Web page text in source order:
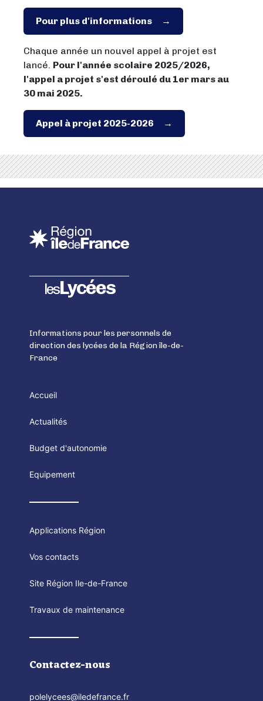
Pour plus d'informations
Chaque année un nouvel appel à projet est
lancé. Pour l'année scolaire 2025/2026,
l'appel a projet s'est déroulé du 1er mars au
30 mai 2025.
Appel à projet 2025-2026
lesLycées
Informations pour les personnels de
direction des lycées de la Région île-de-
France
Accueil
Actualités
Budget d'autonomie
Equipement
Applications Région
Vos contacts
Site Région Ile-de-France
Travaux de maintenance
Contactez-nous
polelycees@iledefrance.fr